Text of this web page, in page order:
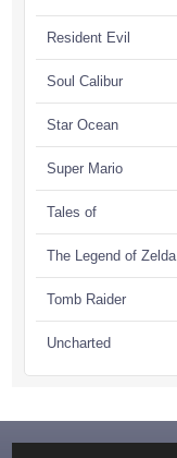
Resident Evil
Soul Calibur
Star Ocean
Super Mario
Tales of
The Legend of Zelda
Tomb Raider
Uncharted